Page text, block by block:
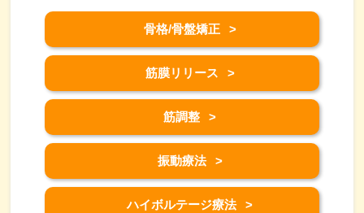
骨格/骨盤矯正
筋膜リリース
筋調整
振動療法
ハイボルテージ療法